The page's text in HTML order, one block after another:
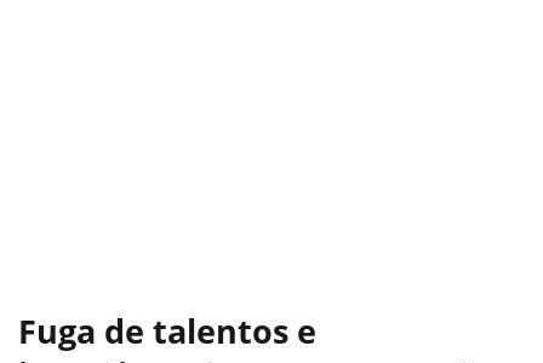
Fuga de talentos e